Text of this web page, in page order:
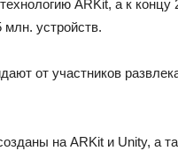
ARKit, а к концу
млн. устройств.
от участников
на ARKit и Unity, а